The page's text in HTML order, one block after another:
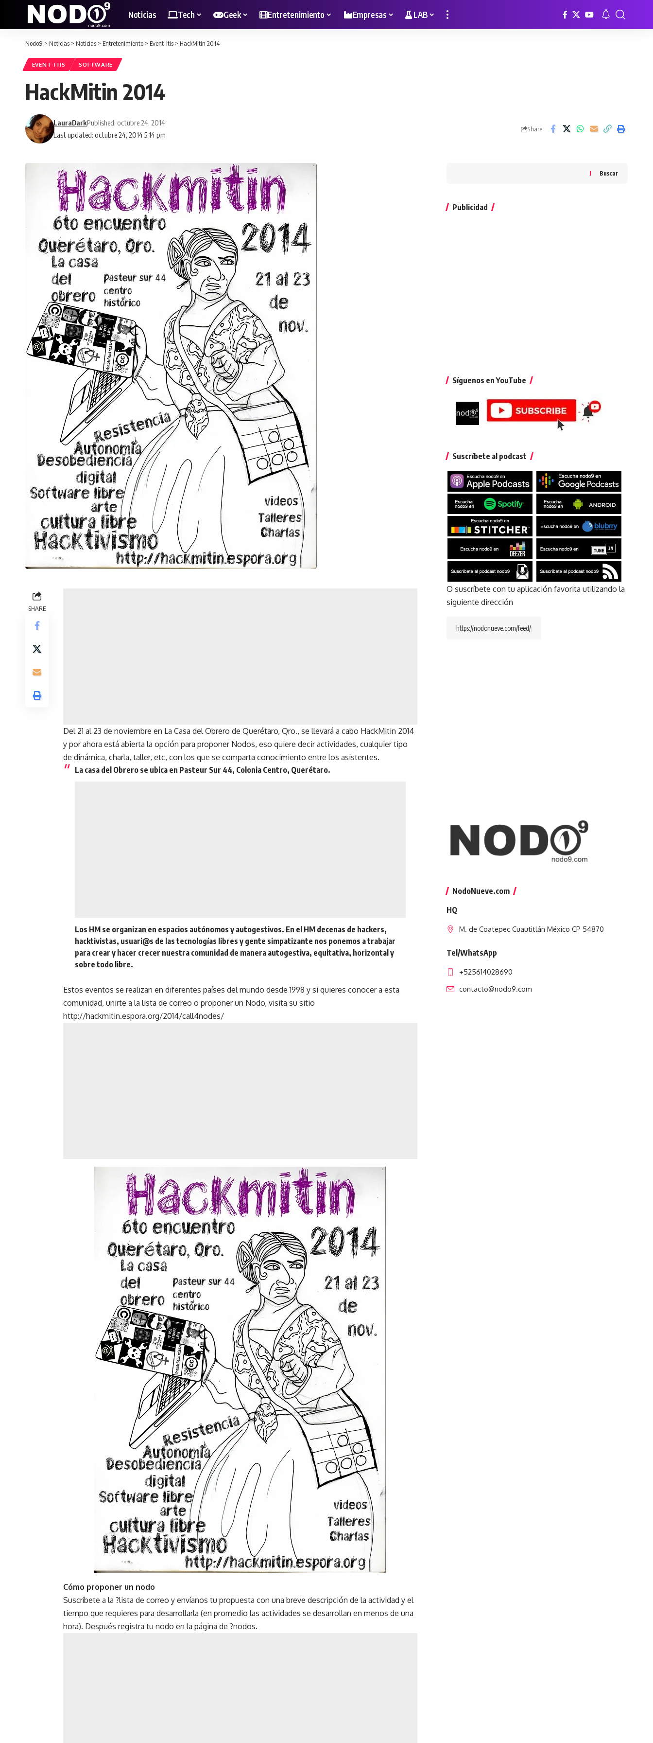
Noticias Tech Geek Entretenimiento Empresas LAB
Nodo9 > Noticias > Noticias > Entretenimiento > Event-itis > HackMitin 2014
EVENT-ITIS SOFTWARE
HackMitin 2014
Last updated: octubre 24, 2014 5:14 pm
LauraDarkPublished: octubre 24, 2014
Share
SHARE
Del 21 al 23 de noviembre en La Casa del Obrero de Querétaro, Qro., se llevará a cabo HackMitin 2014
y por ahora está abierta la opción para proponer Nodos, eso quiere decir actividades, cualquier tipo
de dinámica, charla, taller, etc, con los que se comparta conocimiento entre los asistentes.
La casa del Obrero se ubica en Pasteur Sur 44, Colonia Centro, Querétaro.
Los HM se organizan en espacios autónomos y autogestivos. En el HM decenas de hackers,
hacktivistas, usuari@s de las tecnologías libres y gente simpatizante nos ponemos a trabajar
para crear y hacer crecer nuestra comunidad de manera autogestiva, equitativa, horizontal y
sobre todo libre.
Estos eventos se realizan en diferentes países del mundo desde 1998 y si quieres conocer a esta
comunidad, unirte a la lista de correo o proponer un Nodo, visita su sitio
http://hackmitin.espora.org/2014/call4nodes/
Cómo proponer un nodo
Suscríbete a la ?lista de correo y envíanos tu propuesta con una breve descripción de la actividad y el
tiempo que requieres para desarrollarla (en promedio las actividades se desarrollan en menos de una
hora). Después registra tu nodo en la página de ?nodos.
Buscar
Publicidad
Síguenos en YouTube
Suscríbete al podcast
O suscríbete con tu aplicación favorita utilizando la
siguiente dirección
NodoNueve.com
HQ
M. de Coatepec Cuautitlán México CP 54870
Tel/WhatsApp
+525614028690
contacto@nodo9.com